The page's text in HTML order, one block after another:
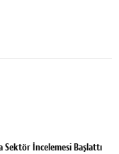
Sektör İncelemesi Başlattı